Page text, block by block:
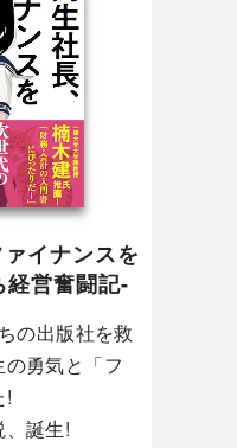
イナンスを
経営奮闘記-
の出版社を救
勇気と「フ
!
誕生!